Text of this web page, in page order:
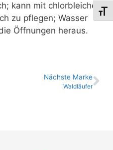
kann mit chlorbleiche
zu pflegen; Wasser
Öffnungen heraus.
Nächste Marke
Waldläufer